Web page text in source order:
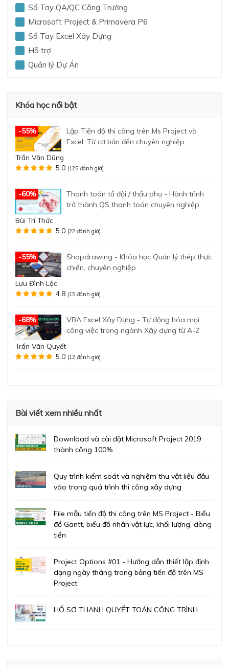
Sổ Tay QA/QC Công Trường
Microsoft Project & Primavera P6
Sổ Tay Excel Xây Dựng
Hỗ trợ
Quản lý Dự Án
Khóa học nổi bật
-55%
Lập Tiến độ thi công trên Ms Project và
Excel: Từ cơ bản đến chuyên nghiệp
Trần Văn Dũng
5.0 (125 đánh giá)
-60%
Thanh toán tổ đội / thầu phụ - Hành trình
trở thành QS thanh toán chuyên nghiệp
Bùi Trí Thức
5.0 (22 đánh giá)
-55%
Shopdrawing - Khóa học Quản lý thép thực
chiến, chuyên nghiệp
Lưu Đình Lộc
4.8 (15 đánh giá)
-68%
VBA Excel Xây Dựng - Tự động hóa mọi
công việc trong ngành Xây dựng từ A-Z
Trần Văn Quyết
5.0 (12 đánh giá)
Bài viết xem nhiều nhất
Download và cài đặt Microsoft Project 2019
thành công 100%
Quy trình kiểm soát và nghiệm thu vật liệu đầu
vào trong quá trình thi công xây dựng
File mẫu tiến độ thi công trên MS Project - Biểu
đồ Gantt, biểu đồ nhân vật lực, khối lượng, dòng
tiền
Project Options #01 - Hướng dẫn thiết lập định
dạng ngày tháng trong bảng tiến độ trên MS
Project
HỒ SƠ THANH QUYẾT TOÁN CÔNG TRÌNH